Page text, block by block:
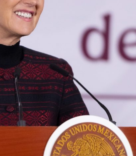
ocurre en un contexto de parálisis
La movilización se ejecuta
de Estados Unidos frenara
personal de inspección,
del producto y emitiera
para restringir los viajes a la
carreteros y la violencia
la presa con huellas de Televisa y